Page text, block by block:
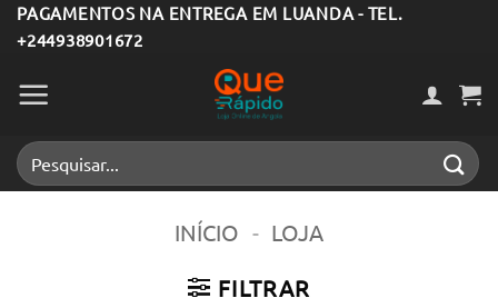
Skip
to
content
PAGAMENTOS NA ENTREGA EM LUANDA - TEL.
+244938901672
Pesquisar
por:
INÍCIO - LOJA
FILTRAR